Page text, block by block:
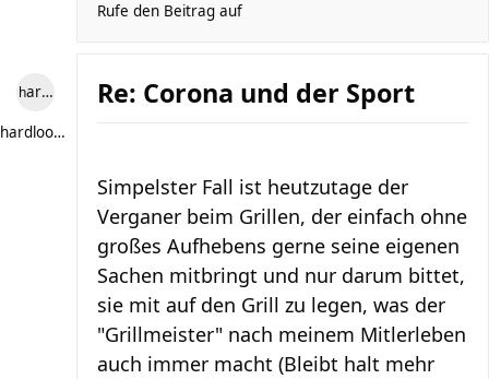
Rufe den Beitrag auf
hardlooper
hardlooper
Re: Corona und der Sport
Simpelster Fall ist heutzutage der
Verganer beim Grillen, der einfach ohne
großes Aufhebens gerne seine eigenen
Sachen mitbringt und nur darum bittet,
sie mit auf den Grill zu legen, was der
"Grillmeister" nach meinem Mitlerleben
auch immer macht (Bleibt halt mehr